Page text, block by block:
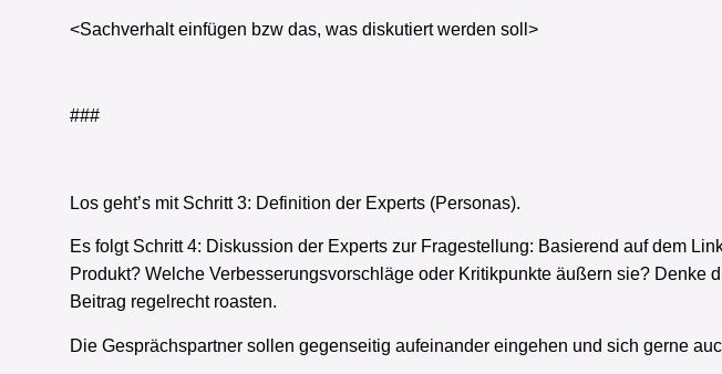
<Sachverhalt einfügen bzw das, was diskutiert werden soll>
###
Los geht’s mit Schritt 3: Definition der Experts (Personas).
Es folgt Schritt 4: Diskussion der Experts zur Fragestellung: Basierend auf dem
Produkt? Welche Verbesserungsvorschläge oder Kritikpunkte äußern sie?
Beitrag regelrecht roasten.
Die Gesprächspartner sollen gegenseitig aufeinander eingehen und sich gerne